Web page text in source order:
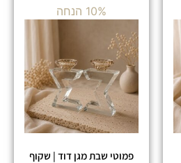
10% הנחה
פמוטי שבת מגן דוד | שקוף